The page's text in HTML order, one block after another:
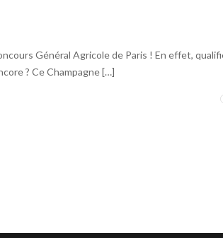
Général Agricole de Paris ! En effet,
? Ce Champagne […]